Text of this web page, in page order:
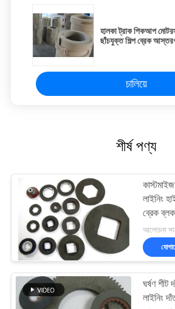
হালকা ট্রাক পিকআপ
ছাঁচযুক্ত শিল্প ব্রেক
চালিয়ে
শীর্ষ পণ্য
লাইনিং
ব্রেক ব্লক
আলোচনা
ঘর্ষণ শীট
লাইনিং